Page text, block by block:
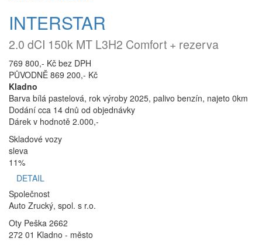
INTERSTAR
2.0 dCI 150k MT L3H2 Comfort + rezerva
769 800,- Kč bez DPH
PŮVODNĚ 869 200,- Kč
Kladno
Barva bílá pastelová, rok výroby 2025, palivo benzín, najeto 0km
Dodání cca 14 dnů od objednávky
Dárek v hodnotě 2.000,-
Skladové vozy
sleva
11%
DETAIL
Společnost
Auto Zrucký, spol. s r.o.
Oty Peška 2662
272 01 Kladno - město